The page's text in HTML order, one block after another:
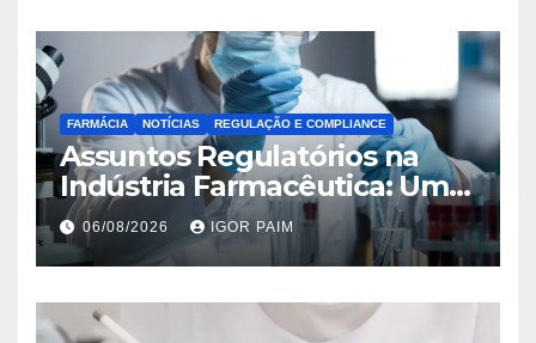
FARMÁCIA NOTÍCIAS REGULAÇÃO E COMPLIANCE
Assuntos Regulatórios na
Indústria Farmacêutica: Uma
Análise Aprofundada
06/08/2026 IGOR PAIM